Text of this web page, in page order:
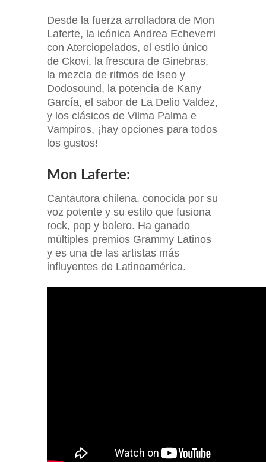
Desde la fuerza arrolladora de Mon
Laferte, la icónica Andrea Echeverri
con Aterciopelados, el estilo único
de Ckovi, la frescura de Ginebras,
la mezcla de ritmos de Iseo y
Dodosound, la potencia de Kany
García, el sabor de La Delio Valdez,
y los clásicos de Vilma Palma e
Vampiros, ¡hay opciones para todos
los gustos!
Mon Laferte:
Cantautora chilena, conocida por su
voz potente y su estilo que fusiona
rock, pop y bolero. Ha ganado
múltiples premios Grammy Latinos
y es una de las artistas más
influyentes de Latinoamérica.